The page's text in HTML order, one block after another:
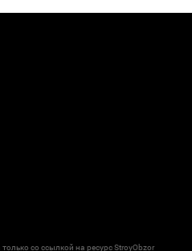
со ссылкой на ресурс StroyObzor